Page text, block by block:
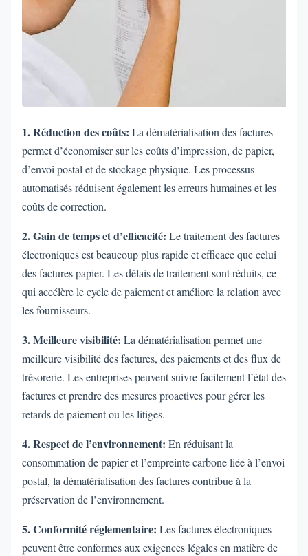
1. Réduction des coûts: La dématérialisation des factures
permet d’économiser sur les coûts d’impression, de papier,
d’envoi postal et de stockage physique. Les processus
automatisés réduisent également les erreurs humaines et les
coûts de correction.
2. Gain de temps et d’efficacité: Le traitement des factures
électroniques est beaucoup plus rapide et efficace que celui
des factures papier. Les délais de traitement sont réduits, ce
qui accélère le cycle de paiement et améliore la relation avec
les fournisseurs.
3. Meilleure visibilité: La dématérialisation permet une
meilleure visibilité des factures, des paiements et des flux de
trésorerie. Les entreprises peuvent suivre facilement l’état des
factures et prendre des mesures proactives pour gérer les
retards de paiement ou les litiges.
4. Respect de l’environnement: En réduisant la
consommation de papier et l’empreinte carbone liée à l’envoi
postal, la dématérialisation des factures contribue à la
préservation de l’environnement.
5. Conformité réglementaire: Les factures électroniques
peuvent être conformes aux exigences légales en matière de